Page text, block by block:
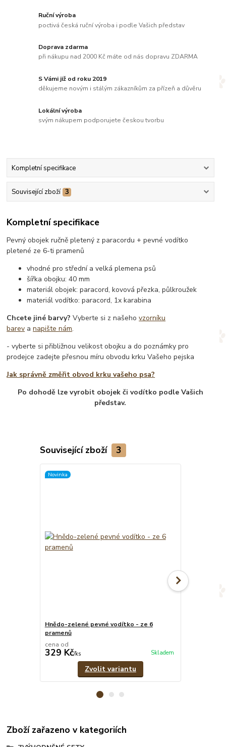
Ruční výroba
poctivá česká ruční výroba i podle Vašich představ
Doprava zdarma
při nákupu nad 2000 Kč máte od nás dopravu ZDARMA
S Vámi již od roku 2019
děkujeme novým i stálým zákazníkům za přízeň a důvěru
Lokální výroba
svým nákupem podporujete českou tvorbu
Kompletní specifikace
Související zboží 3
Kompletní specifikace
Pevný obojek ručně pletený z paracordu + pevné vodítko
pletené ze 6-ti pramenů
vhodné pro střední a velká plemena psů
šířka obojku: 40 mm
materiál obojek: paracord, kovová přezka, půlkroužek
materiál vodítko: paracord, 1x karabina
Chcete jiné barvy? Vyberte si z našehovzorníku
barev anapište nám.
- vyberte si přibližnou velikost obojku a do poznámky pro
prodejce zadejte přesnou míru obvodu krku Vašeho pejska
Jak správně změřit obvod krku vašeho psa?
Po dohodě lze vyrobit obojek či vodítko podle Vašich
představ.
Související zboží 3
Novinka
Hnědo-zelené pevné vodítko - ze 6
pramenů
cena od
329 Kč/ks Skladem
Zvolit variantu
Zboží zařazeno v kategoriích